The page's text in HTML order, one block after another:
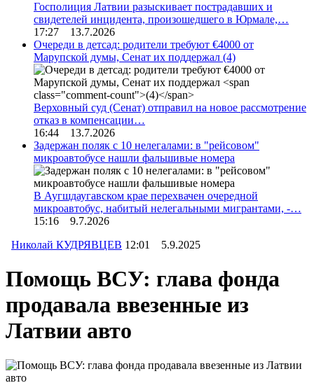
Госполиция Латвии разыскивает пострадавших и
свидетелей инцидента, произошедшего в Юрмале,…
17:27 13.7.2026
Очереди в детсад: родители требуют €4000 от
Марупской думы, Сенат их поддержал (4)
Верховный суд (Сенат) отправил на новое рассмотрение
отказ в компенсации…
16:44 13.7.2026
Задержан поляк с 10 нелегалами: в "рейсовом"
микроавтобусе нашли фальшивые номера
В Аугшдаугавском крае перехвачен очередной
микроавтобус, набитый нелегальными мигрантами, -…
15:16 9.7.2026
Николай КУДРЯВЦЕВ 12:01 5.9.2025
Помощь ВСУ: глава фонда
продавала ввезенные из
Латвии авто